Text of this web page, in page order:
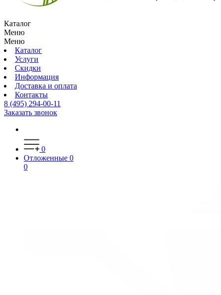
Каталог
Меню
Меню
Каталог
Услуги
Скидки
Информация
Доставка и оплата
Контакты
8 (495) 294-00-11
Заказать звонок
0
Отложенные 0
0